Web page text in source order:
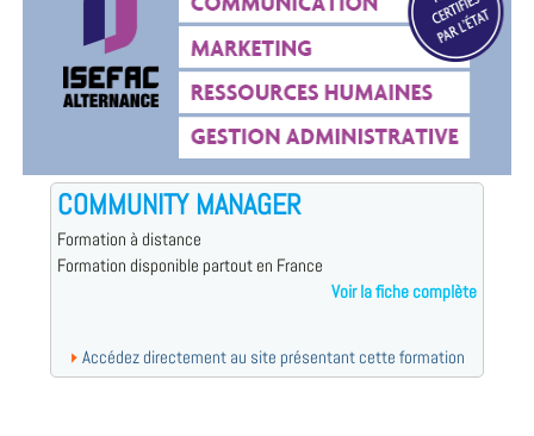
COMMUNITY MANAGER
Formation à distance
Formation disponible partout en France
Voir la fiche complète
Accédez directement au site présentant cette formation